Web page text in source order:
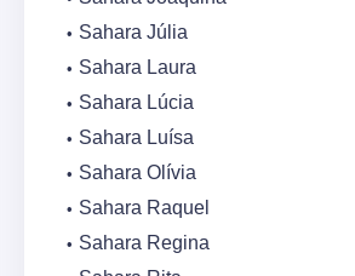
Sahara Júlia
Sahara Laura
Sahara Lúcia
Sahara Luísa
Sahara Olívia
Sahara Raquel
Sahara Regina